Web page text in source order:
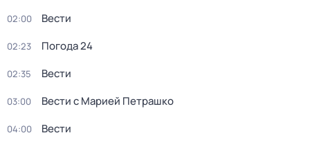
02:00 Вести
02:23 Погода 24
02:35 Вести
03:00 Вести с Марией Петрашко
04:00 Вести